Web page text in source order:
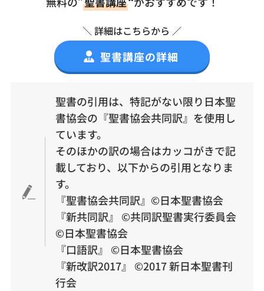
＼ 詳細はこちらから ／
聖書講座の詳細
聖書の引用は、特記がない限り日本聖
書協会の『聖書協会共同訳』を使用し
ています。
そのほかの訳の場合はカッコがきで記
載しており、以下からの引用となりま
す。
『聖書協会共同訳』©︎日本聖書協会
『新共同訳』 ©︎共同訳聖書実行委員会
©︎日本聖書協会
『口語訳』 ©︎日本聖書協会
『新改訳2017』 ©2017 新日本聖書刊
行会